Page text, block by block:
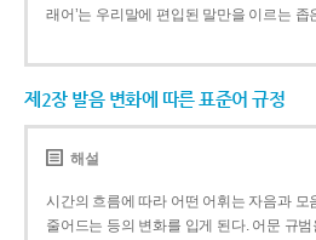
래어’는 우리말에 편입된 말만을 이르는 좁
제2장 발음 변화에 따른 표준어 규정
해설
시간의 흐름에 따라 어떤 어휘는 자음과
줄어드는 등의 변화를 입게 된다. 어문 규